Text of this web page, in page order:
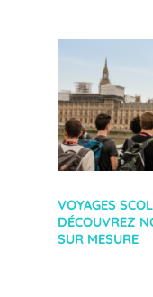
VOYAGES
DÉCOUVREZ
SUR MESURE